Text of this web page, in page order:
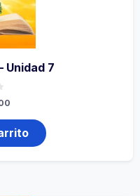
Unidad 7